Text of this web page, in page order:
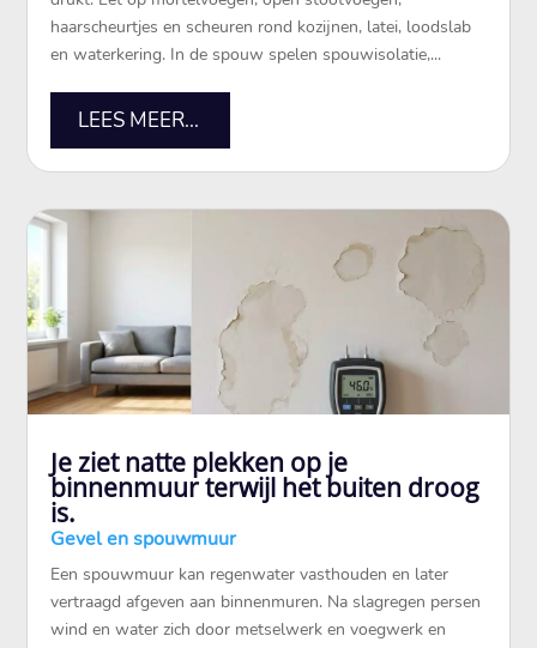
haarscheurtjes en scheuren rond kozijnen, latei, loodslab
en waterkering.​ In de spouw spelen spouwisolatie,...
LEES MEER...
Je ziet natte plekken op je
binnenmuur terwijl het buiten droog
is.
Gevel en spouwmuur
Een spouwmuur kan regenwater vasthouden en later
vertraagd afgeven aan binnenmuren. Na slagregen persen
wind en water zich door metselwerk en voegwerk en